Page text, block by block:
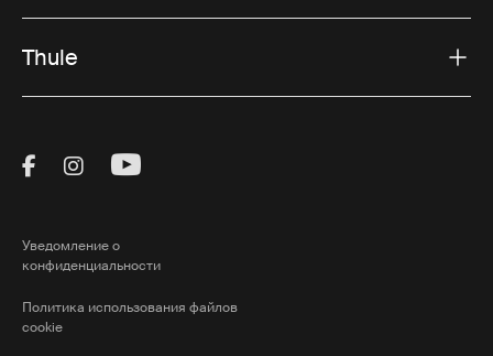
Thule
Visit Thule on Facebook (external link)
Visit Thule on Instagram (external link)
Visit Thule on Youtube (external
Уведомление о
конфиденциальности
Политика использования файлов
cookie